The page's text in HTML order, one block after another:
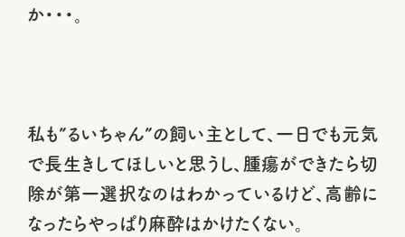
か・・・。
私も”るいちゃん”の飼い主として、一日でも元気
で長生きしてほしいと思うし、腫瘍ができたら切
除が第一選択なのはわかっているけど、高齢に
なったらやっぱり麻酔はかけたくない。